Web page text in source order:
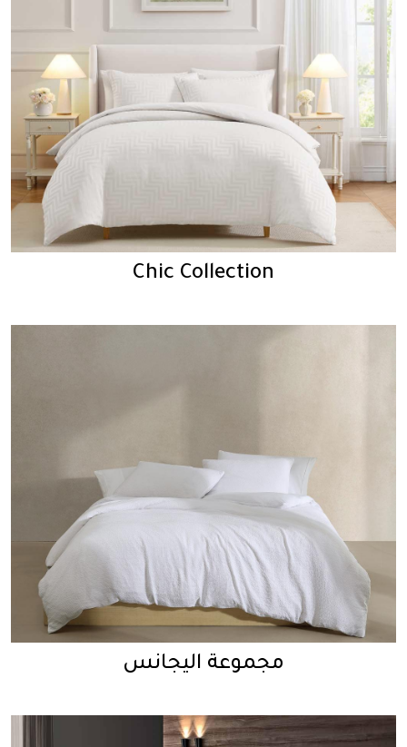
Chic Collection
مجموعة اليجانس